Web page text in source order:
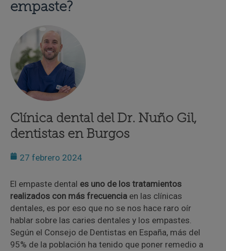
empaste?
Clínica dental del Dr. Nuño Gil,
dentistas en Burgos
27 febrero 2024
El empaste dental es uno de los tratamientos
realizados con más frecuencia en las clínicas
dentales, es por eso que no se nos hace raro oír
hablar sobre las caries dentales y los empastes.
Según el Consejo de Dentistas en España, más del
95% de la población ha tenido que poner remedio a